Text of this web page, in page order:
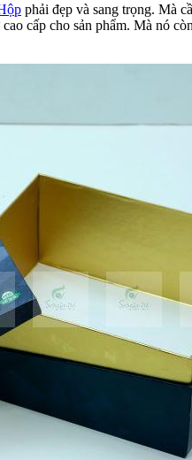
phải đẹp và sang trọng. Mà
cấp cho sản phẩm. Mà nó